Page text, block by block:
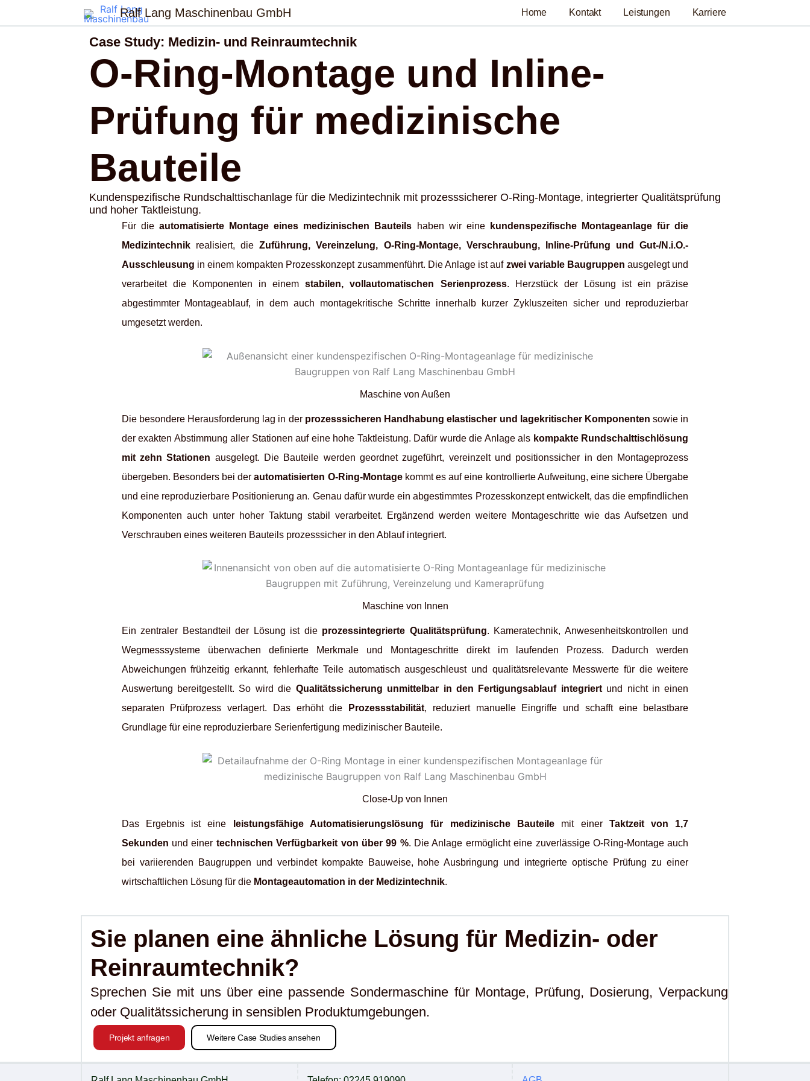
Inhalt
Ralf Lang Maschinenbau GmbH Home Kontakt Leistungen Karriere
Case Study: Medizin- und Reinraumtechnik
O-Ring-Montage und Inline-
Prüfung für medizinische
Bauteile
Kundenspezifische Rundschalttischanlage für die Medizintechnik mit prozesssicherer O-Ring-Montage, integrierter Qualitätsprüfung
und hoher Taktleistung.
Für die automatisierte Montage eines medizinischen Bauteils haben wir eine
kundenspezifische Montageanlage für die
Medizintechnikrealisiert, dieZuführung, Vereinzelung, O-Ring-Montage, Verschraubung, Inline-Prüfung und Gut-/N.i.O.-
Ausschleusung in einem kompakten Prozesskonzept zusammenführt. Die Anlage ist auf zwei variable Baugruppen ausgelegt und
verarbeitet die Komponenten in einemstabilen, vollautomatischen Serienprozess. Herzstück der Lösung ist ein präzise
abgestimmter Montageablauf, in dem auch montagekritische Schritte innerhalb kurzer Zykluszeiten sicher und reproduzierbar
umgesetzt werden.
Maschine von Außen
Die besondere Herausforderung lag in der prozesssicheren Handhabung elastischer und lagekritischer Komponentensowie in
der exakten Abstimmung aller Stationen auf eine hohe Taktleistung. Dafür wurde die Anlage als kompakte Rundschalttischlösung
mit zehn Stationen ausgelegt. Die Bauteile werden geordnet zugeführt, vereinzelt und positionssicher in den Montageprozess
übergeben. Besonders bei derautomatisierten O-Ring-Montagekommt es auf eine kontrollierte Aufweitung, eine sichere Übergabe
und eine reproduzierbare Positionierung an. Genau dafür wurde ein abgestimmtes Prozesskonzept entwickelt, das die empfindlichen
Komponenten auch unter hoher Taktung stabil verarbeitet. Ergänzend werden weitere Montageschritte wie das Aufsetzen und
Verschrauben eines weiteren Bauteils prozesssicher in den Ablauf integriert.
Maschine von Innen
Ein zentraler Bestandteil der Lösung ist die prozessintegrierte Qualitätsprüfung. Kameratechnik, Anwesenheitskontrollen und
Wegmesssysteme überwachen definierte Merkmale und Montageschritte direkt im laufenden Prozess. Dadurch werden
Abweichungen frühzeitig erkannt, fehlerhafte Teile automatisch ausgeschleust und qualitätsrelevante Messwerte für die weitere
Auswertung bereitgestellt. So wird die Qualitätssicherung unmittelbar in den Fertigungsablauf integriertund nicht in einen
separaten Prüfprozess verlagert. Das erhöht die
Prozessstabilität, reduziert manuelle Eingriffe und schafft eine belastbare
Grundlage für eine reproduzierbare Serienfertigung medizinischer Bauteile.
Close-Up von Innen
Das Ergebnis ist eine leistungsfähige Automatisierungslösung für medizinische Bauteilemit einer Taktzeit von 1,7
Sekunden und einer technischen Verfügbarkeit von über 99 %. Die Anlage ermöglicht eine zuverlässige O-Ring-Montage auch
bei variierenden Baugruppen und verbindet kompakte Bauweise, hohe Ausbringung und integrierte optische Prüfung zu einer
wirtschaftlichen Lösung für die Montageautomation in der Medizintechnik.
Sie planen eine ähnliche Lösung für Medizin- oder
Reinraumtechnik?
Sprechen Sie mit uns über eine passende Sondermaschine für Montage, Prüfung, Dosierung, Verpackung
oder Qualitätssicherung in sensiblen Produktumgebungen.
Projekt anfragen Weitere Case Studies ansehen